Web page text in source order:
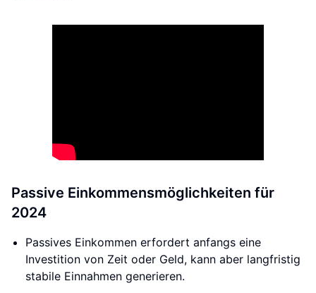
Passive Einkommensmöglichkeiten für
2024
Passives Einkommen erfordert anfangs eine
Investition von Zeit oder Geld, kann aber langfristig
stabile Einnahmen generieren.